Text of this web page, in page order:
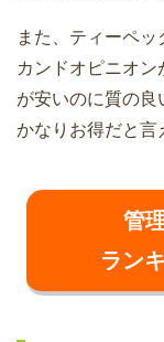
また、ティーペ
カンドオピニオ
が安いのに質の良
かなりお得だと言
管
ラン